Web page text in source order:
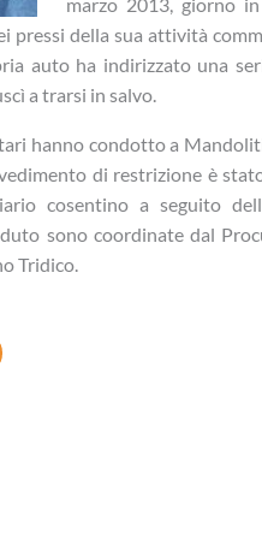
marzo 2013, giorno
pressi della sua attività
auto ha indirizzato una
a trarsi in salvo.
hanno condotto a
di restrizione è
cosentino a seguito
sono coordinate dal
Tridico.